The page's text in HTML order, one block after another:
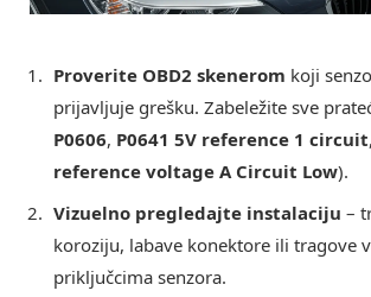
Proverite OBD2 skenerom koji
prijavljuje grešku. Zabeležite sve
P0606, P0641 5V reference 1 circuit,
reference voltage A Circuit Low).
Vizuelno pregledajte instalaciju –
koroziju, labave konektore ili tragove
priključcima senzora.